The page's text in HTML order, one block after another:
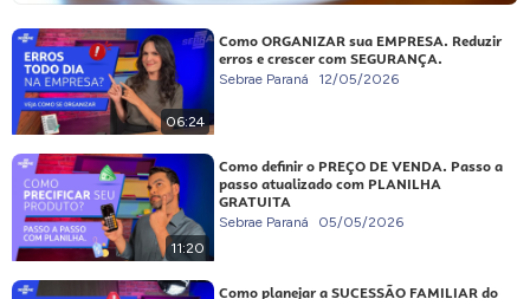
06:24
Como ORGANIZAR sua EMPRESA. Reduzir
erros e crescer com SEGURANÇA.
Sebrae Paraná 12/05/2026
11:20
Como definir o PREÇO DE VENDA. Passo a
passo atualizado com PLANILHA
GRATUITA
Sebrae Paraná 05/05/2026
Como planejar a SUCESSÃO FAMILIAR do